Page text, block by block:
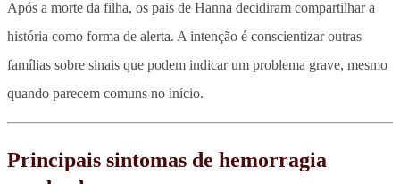
Após a morte da filha, os pais de Hanna decidiram compartilhar a
história como forma de alerta. A intenção é conscientizar outras
famílias sobre sinais que podem indicar um problema grave, mesmo
quando parecem comuns no início.
Principais sintomas de hemorragia